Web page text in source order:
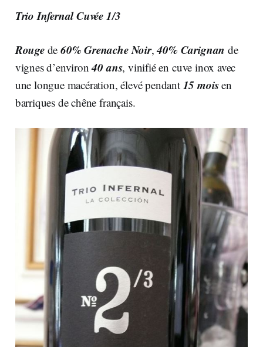
Trio Infernal Cuvée 1/3
Rouge de60% Grenache Noir,40% Carignan de
vignes d’environ40 ans, vinifié en cuve inox avec
une longue macération, élevé pendant 15 moisen
barriques de chêne français.